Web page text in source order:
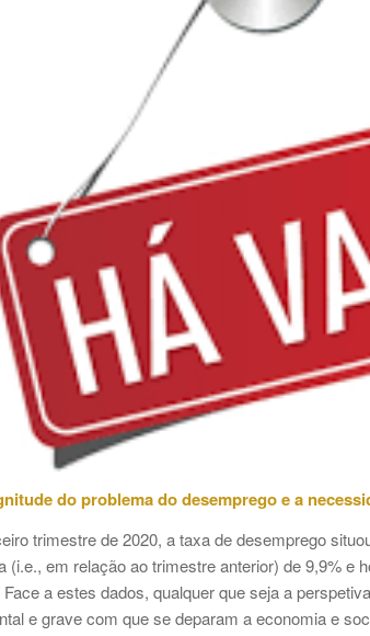
do problema do desemprego e a
trimestre de 2020, a taxa de desemprego
(i.e., em relação ao trimestre anterior) de 9,9% e
Face a estes dados, qualquer que seja a
e grave com que se deparam a economia e